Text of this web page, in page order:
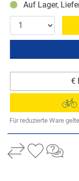
Auf Lager,
€
Für reduzierte Ware